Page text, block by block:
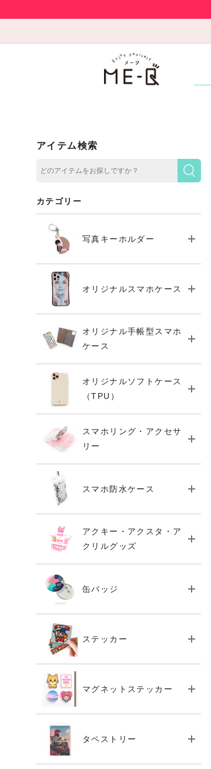
アイテム検索
カテゴリー
写真キーホルダー
オリジナルスマホケース
オリジナル手帳型スマホ
ケース
オリジナルソフトケース
（TPU）
スマホリング・アクセサ
リー
スマホ防水ケース
アクキー・アクスタ・ア
クリルグッズ
缶バッジ
ステッカー
マグネットステッカー
タペストリー